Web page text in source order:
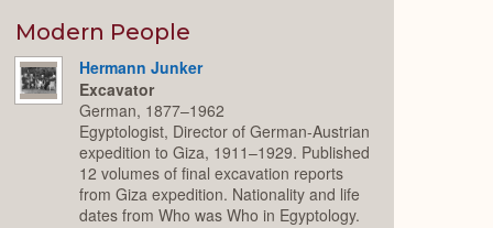
Modern People
Hermann Junker
Excavator
German, 1877–1962
Egyptologist, Director of German-Austrian
expedition to Giza, 1911–1929. Published
12 volumes of final excavation reports
from Giza expedition. Nationality and life
dates from Who was Who in Egyptology.